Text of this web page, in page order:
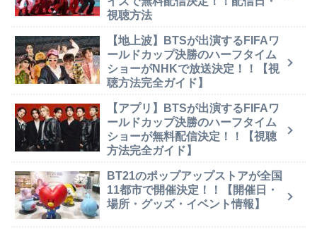
視聴方法
【地上波】BTSが出演するFIFAワ
ールドカップ決勝のハーフタイム
ショーがNHKで放送決定！！【視
聴方法完全ガイド】
【アプリ】BTSが出演するFIFAワ
ールドカップ決勝のハーフタイム
ショーが無料配信決定！！【視聴
方法完全ガイド】
BT21のポップアップストアが全国
11都市で開催決定！！【開催日・
場所・グッズ・イベント情報】